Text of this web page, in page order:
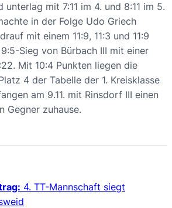
mit 7:11 im 4. und 8:11 im 5.
in der Folge Udo Griech
mit einem 11:9, 11:3 und 11:9
Sieg von Bürbach III mit einer
Mit 10:4 Punkten liegen die
4 der Tabelle der 1. Kreisklasse
am 9.11. mit Rinsdorf III einen
Gegner zuhause.
4. TT-Mannschaft siegt